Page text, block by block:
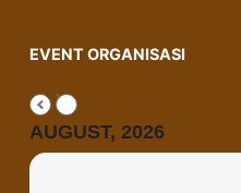
EVENT ORGANISASI
AUGUST, 2026